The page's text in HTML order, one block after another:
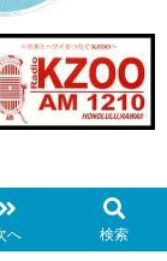
へ 検索